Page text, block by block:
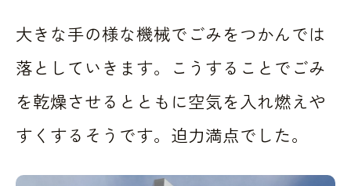
大きな手の様な機械でごみをつかんでは
落としていきます。こうすることでごみ
を乾燥させるとともに空気を入れ燃えや
すくするそうです。迫力満点でした。